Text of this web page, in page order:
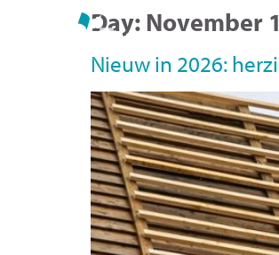
Day: November
Nieuw in 2026: